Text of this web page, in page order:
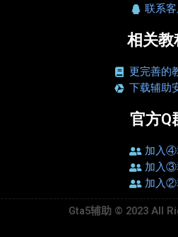
联系
相关教
更完善的
下载辅助
官方Q
加入④
加入③
加入②
Gta5辅助 © 2023 All